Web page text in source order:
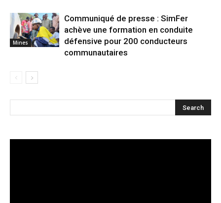
Mines
Communiqué de presse : SimFer
achève une formation en conduite
défensive pour 200 conducteurs
communautaires